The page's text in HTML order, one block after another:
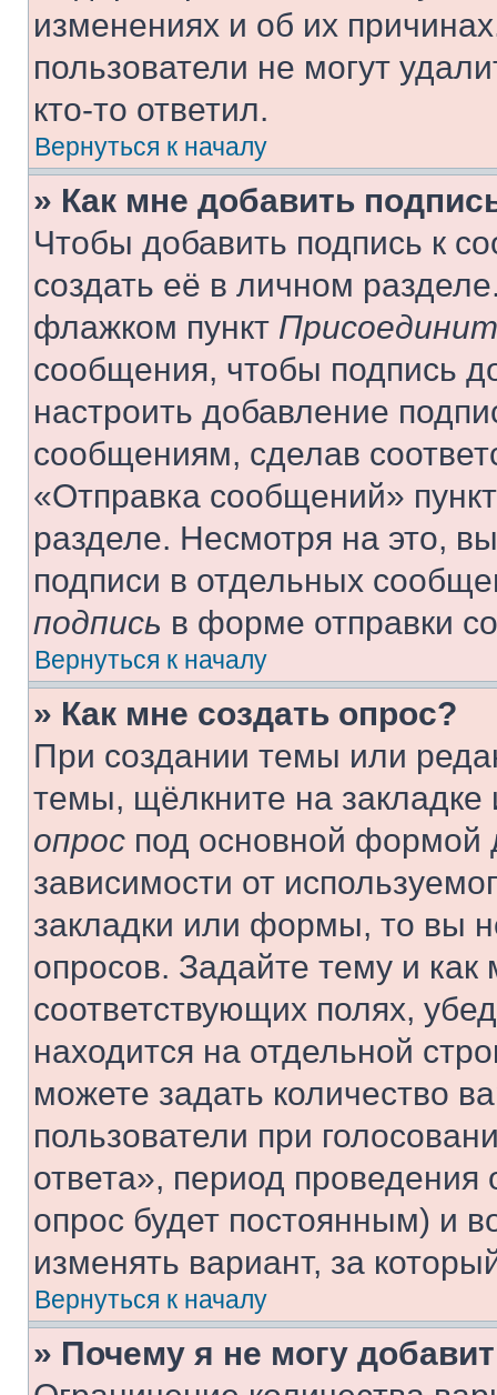
изменениях и об их
пользователи не могут
кто-то ответил.
Вернуться к началу
» Как мне добавить
Чтобы добавить подпись к
создать её в личном
флажком пункт
сообщения, чтобы подпись
настроить добавление
сообщениям, сделав
«Отправка сообщений»
разделе. Несмотря на это,
подписи в отдельных
подпись в форме отправки
Вернуться к началу
» Как мне создать опрос?
При создании темы или
темы, щёлкните на
опрос под основной формой
зависимости от
закладки или формы, то вы
опросов. Задайте тему и
соответствующих полях,
находится на отдельной
можете задать количество
пользователи при
ответа», период проведения
опрос будет постоянным) и
изменять вариант, за
Вернуться к началу
» Почему я не могу